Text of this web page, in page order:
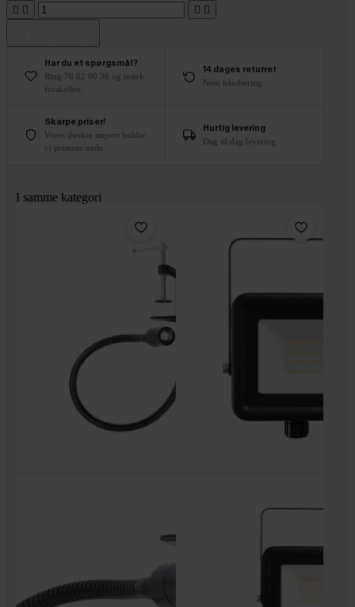
   
Har du et spørgsmål?
Ring 76 62 00 36 og mærk
forskellen.
14 dages returret
Nem håndtering
Skarpe priser!
Vores direkte import holder
vi priserne nede.
Hurtig levering
Dag til dag levering
I samme kategori